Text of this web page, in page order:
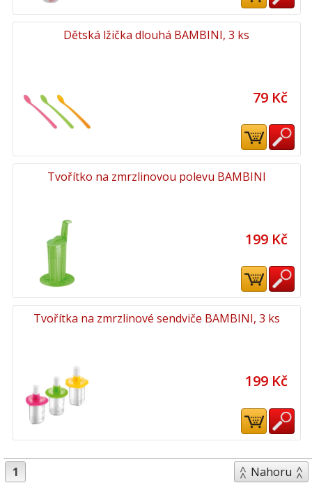
Dětská lžička dlouhá BAMBINI, 3 ks
79 Kč
Tvořítko na zmrzlinovou polevu BAMBINI
199 Kč
Tvořítka na zmrzlinové sendviče BAMBINI, 3 ks
199 Kč
1 Nahoru